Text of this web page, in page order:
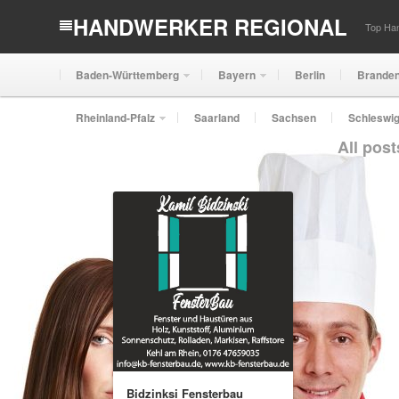
HANDWERKER REGIONAL Top
Baden-Württemberg Bayern Berlin
Rheinland-Pfalz Saarland Sachsen
All
Bidzinksi Fensterbau